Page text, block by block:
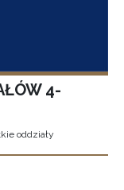
4-
oddziały